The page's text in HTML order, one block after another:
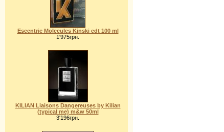
Escentric Molecules Kinski edt 100 ml
1'975грн.
KILIAN Liaisons Dangereuses by Kilian
(typical me) m&w 50ml
3'196грн.